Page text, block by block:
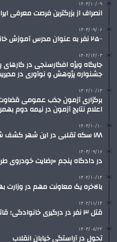
۱۴۰۳/۱۰/۰۹
انصراف از بزرگترین فرصت معرفی ایران بعد
۱۴۰۳/۰۹/۰۶
۲۵۰۰ نفر به عنوان مدرس آموزش خانواده جذب آموزش و پرورش شدند
۱۴۰۲/۱۲/۰۳
جایگاه ویژه‌ افکارسنجی در
جشنواره پژوهش و نوآوری در
۱۴۰۲/۱۰/۱۳
اعلام نتایج آزمون در نیمه دوم
۱۴۰۳/۱۰/۱۰
۱۸۸ سکه تقلبی در این شهر کشف شد
۱۴۰۳/۰۹/۱۶
در دادگاه پنجم «رضایت خودروی
۱۴۰۲/۱۰/۱۴
بالاخره یک معاونت مهم در
۱۴۰۲/۱۱/۱۴
قتل ۳ نفر در درگیری خانوادگی؛ قاتل خودکشی کرد
۱۴۰۳/۰۸/۲۲
تحول در آراستگی خیابان انقلاب